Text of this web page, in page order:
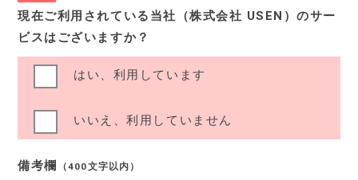
現在ご利用されている当社（株式会社 USEN）のサー
ビスはございますか？
はい、利用しています
いいえ、利用していません
備考欄 （400文字以内）